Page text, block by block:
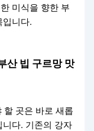
미식을 향한 부
입니다.
산 빕 구르망 맛
할 곳은 바로 새롭
다. 기존의 강자